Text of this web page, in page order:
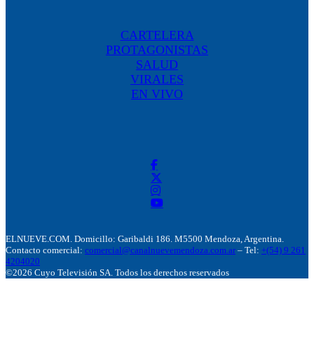
CARTELERA
PROTAGONISTAS
SALUD
VIRALES
EN VIVO
ELNUEVE.COM. Domicillo: Garibaldi 186. M5500 Mendoza, Argentina.
Contacto comercial: comercial@canalnuevemendoza.com.ar – Tel: +(54) 9 261
4204020
©2026 Cuyo Televisión SA. Todos los derechos reservados